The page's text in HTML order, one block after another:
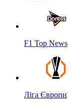
F1 Top News
Ліга Європи